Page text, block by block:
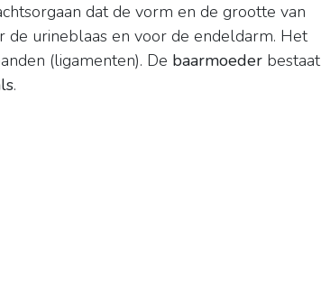
dat de vorm en de grootte van
urineblaas en voor de endeldarm. Het
(ligamenten). De baarmoeder bestaat
.